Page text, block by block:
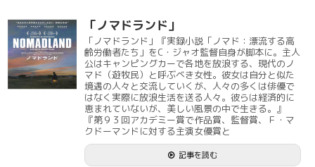
「ノマドランド」
「ノマドランド」『実録小説「ノマド：漂流する高
齢労働者たち」をC・ジャオ監督自身が脚本に。主人
公はキャンピングカーで各地を放浪する、現代のノ
マド（遊牧民）と呼ぶべき女性。彼女は自分と似た
境遇の人々と交流していくが、人々の多くは俳優で
はなく実際に放浪生活を送る人々。彼らは経済的に
恵まれていないが、美しい風景の中で生きる。』
『第９３回アカデミー賞で作品賞、監督賞、Ｆ・マ
クドーマンドに対する主演女優賞と
記事を読む